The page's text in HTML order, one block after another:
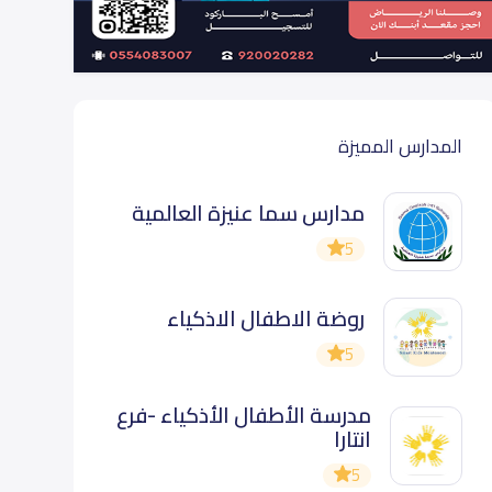
المدارس المميزة
مدارس سما عنيزة العالمية
5
روضة الاطفال الاذكياء
5
مدرسة الأطفال الأذكياء -فرع
انتارا
5